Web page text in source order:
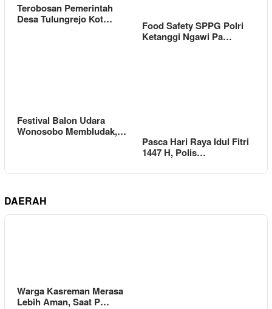
Terobosan Pemerintah
Desa Tulungrejo Kot…
Food Safety SPPG Polri
Ketanggi Ngawi Pa…
Festival Balon Udara
Wonosobo Membludak,…
Pasca Hari Raya Idul Fitri
1447 H, Polis…
DAERAH
Warga Kasreman Merasa
Lebih Aman, Saat P…